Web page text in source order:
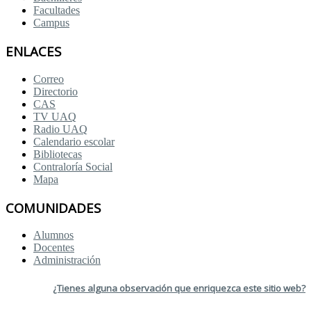
Facultades
Campus
ENLACES
Correo
Directorio
CAS
TV UAQ
Radio UAQ
Calendario escolar
Bibliotecas
Contraloría Social
Mapa
COMUNIDADES
Alumnos
Docentes
Administración
¿Tienes alguna observación que enriquezca este sitio web?